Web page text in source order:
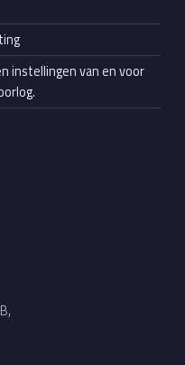
instellingen van en voor